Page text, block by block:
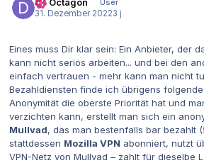
User
31. Dezember 20223 j
Eines muss Dir klar sein: Ein Anbieter, der
kann nicht seriös arbeiten... und bei den
einfach vertrauen - mehr kann man nicht
Bezahldiensten finde ich übrigens
Anonymität die oberste Priorität hat und
verzichten kann, erstellt man sich ein
Mullvad, das man bestenfalls bar bezahlt
stattdessen Mozilla VPN abonniert, nutzt
VPN-Netz von Mullvad – zahlt für dieselbe